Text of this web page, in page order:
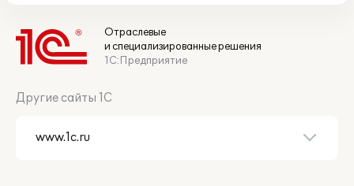
Отраслевые
и специализированные решения
1С:Предприятие
Другие сайты 1С